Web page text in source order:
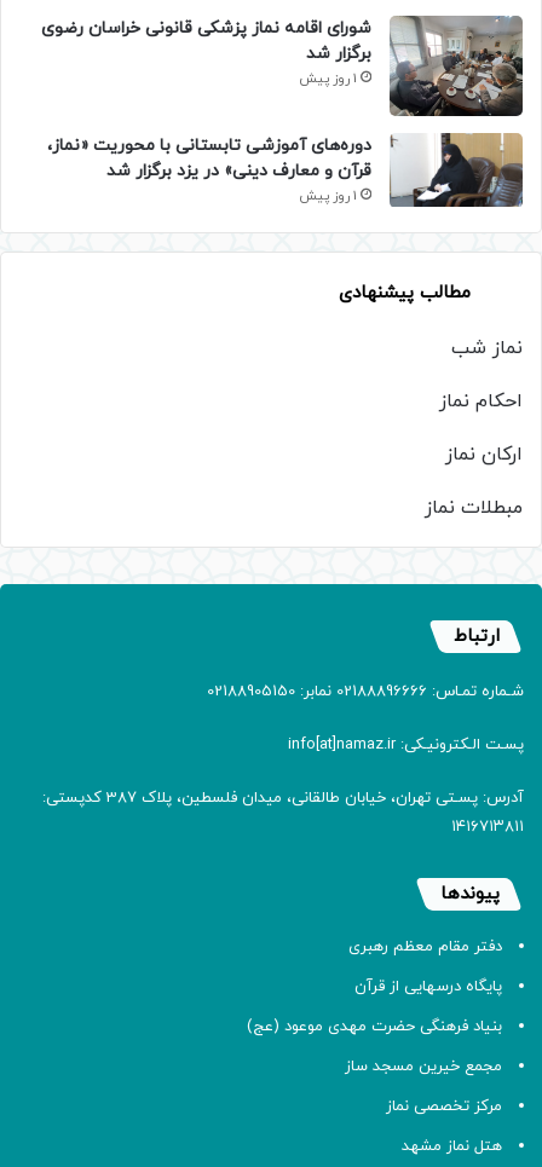
شورای اقامه نماز پزشکی قانونی خراسان رضوی
برگزار شد
1 روز پیش
دوره‌های آموزشی تابستانی با محوریت «نماز،
قرآن و معارف دینی» در یزد برگزار شد
1 روز پیش
مطالب پیشنهادی
نماز شب
احکام نماز
ارکان نماز
مبطلات نماز
ارتباط
شـماره تمـاس: 02188896666 نمابر: 02188905150
پسـت الـکترونیـکی: info[at]namaz.ir
آدرس: پسـتی تهران، خیابان طالقانی، میدان فلسطین، پلاک 387 کدپستی:
۱۴۱۶۷۱۳۸۱۱
پیوندها
دفتر مقام معظم رهبری
پایگاه درسهایی از قرآن
بنیاد فرهنگی حضرت مهدی موعود (عج)
مجمع خیرین مسجد ساز
مرکز تخصصی نماز
هتل نماز مشهد